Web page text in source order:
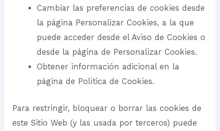
Cambiar las preferencias de cookies desde
la página Personalizar Cookies, a la que
puede acceder desde el Aviso de Cookies o
desde la página de Personalizar Cookies.
Obtener información adicional en la
página de Política de Cookies.
Para restringir, bloquear o borrar las cookies de
este Sitio Web (y las usada por terceros) puede